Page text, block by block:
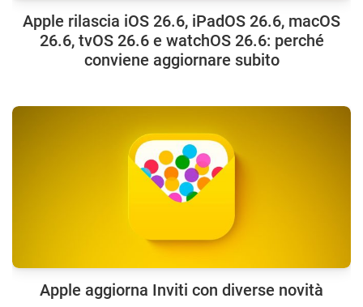
Apple rilascia iOS 26.6, iPadOS 26.6, macOS
26.6, tvOS 26.6 e watchOS 26.6: perché
conviene aggiornare subito
Apple aggiorna Inviti con diverse novità